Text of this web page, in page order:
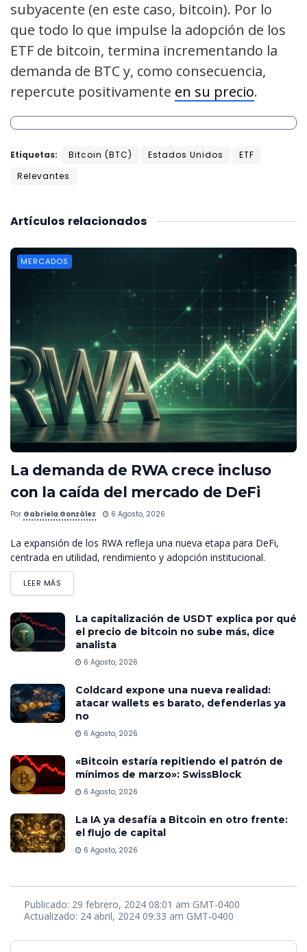
subyacente (en este caso, bitcoin). Por lo
que todo lo que impulse la adopción de los
ETF de bitcoin, termina incrementando la
demanda de BTC y, como consecuencia,
repercute positivamente en su precio.
Etiquetas: Bitcoin (BTC) Estados Unidos
ETF
Relevantes
relacionados
Artículos
MERCADOS
La demanda de RWA crece incluso
con la caída del mercado de DeFi
Por Gabriela González 6 Agosto, 2026
La expansión de los RWA refleja una nueva etapa para DeFi,
centrada en utilidad, rendimiento y adopción institucional.
LEER MÁS
La capitalización de USDT explica por qué
el precio de bitcoin no sube más, dice
analista
6 Agosto, 2026
Coldcard expone una nueva realidad:
atacar wallets es barato, defenderlas ya
no
6 Agosto, 2026
«Bitcoin estaría repitiendo el patrón de
mínimos de marzo»: SwissBlock
6 Agosto, 2026
La IA ya desafía a Bitcoin en otro frente:
el flujo de capital
6 Agosto, 2026
Publicado: 29 febrero, 2024 08:01 am GMT-0400
Actualizado: 24 abril, 2024 09:33 am GMT-0400